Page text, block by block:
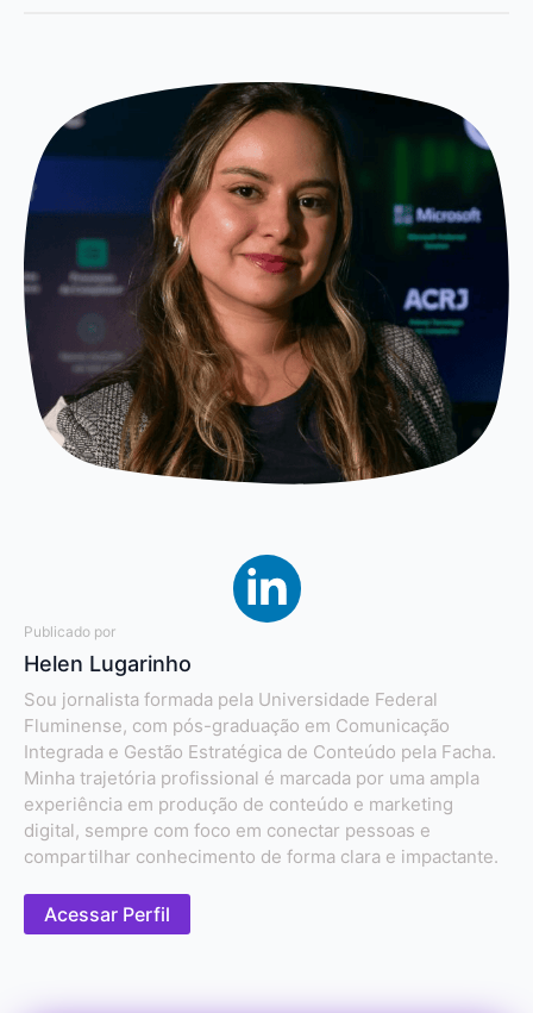
Publicado por
Helen Lugarinho
Sou jornalista formada pela Universidade Federal
Fluminense, com pós-graduação em Comunicação
Integrada e Gestão Estratégica de Conteúdo pela Facha.
Minha trajetória profissional é marcada por uma ampla
experiência em produção de conteúdo e marketing
digital, sempre com foco em conectar pessoas e
compartilhar conhecimento de forma clara e impactante.
Acessar Perfil